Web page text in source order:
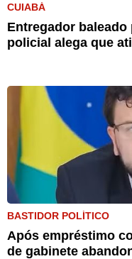
CUIABÁ
Entregador
policial alega que
BASTIDOR POLÍTICO
Após empréstimo
de gabinete